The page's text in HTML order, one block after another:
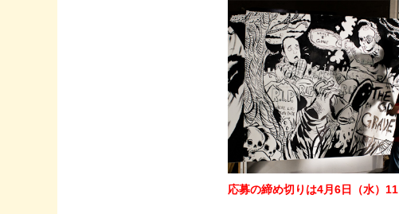
応募の締め切りは4月6日（水）11